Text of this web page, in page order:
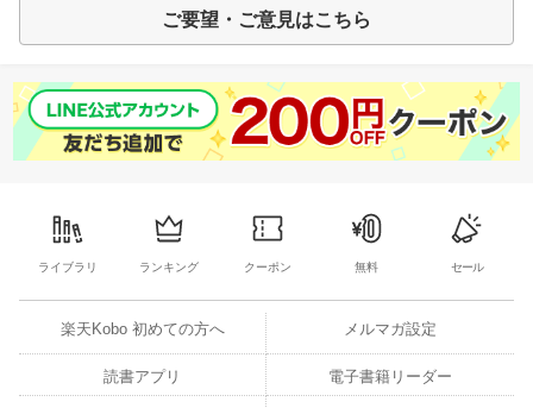
ご要望・ご意見はこちら
ライブラリ ランキング クーポン 無料 セール
楽天Kobo 初めての方へ メルマガ設定
読書アプリ 電子書籍リーダー